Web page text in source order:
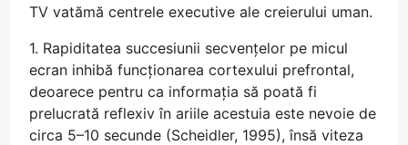
TV vatămă centrele executive ale creierului uman.
1. Rapiditatea succesiunii secvențelor pe micul
ecran inhibă funcționarea cortexului prefrontal,
deoarece pentru ca informația să poată fi
prelucrată reflexiv în ariile acestuia este nevoie de
circa 5–10 secunde (Scheidler, 1995), însă viteza